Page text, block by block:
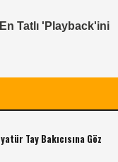
Tatlı 'Playback'ini
Tay Bakıcısına Göz